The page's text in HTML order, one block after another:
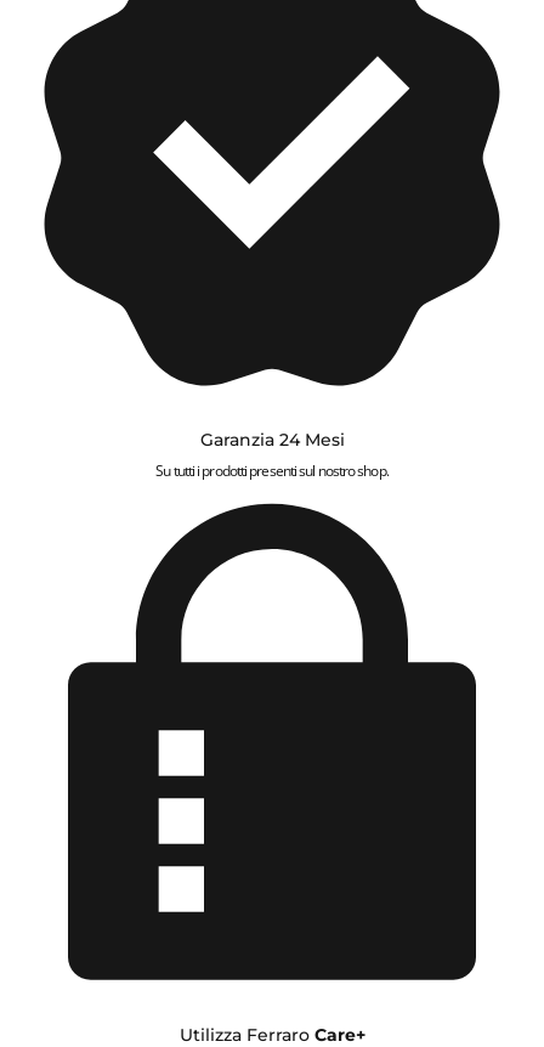
Garanzia 24 Mesi
Su tutti i prodotti presenti sul nostro shop.
Utilizza Ferraro Care+